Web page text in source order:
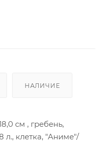
НАЛИЧИЕ
см , гребень,
л., клетка, "Аниме"/